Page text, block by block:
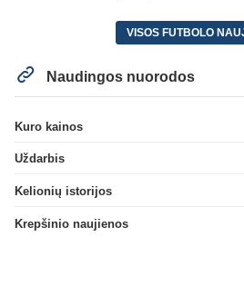
VISOS FUTBOLO
Naudingos nuorodos
Kuro kainos
Uždarbis
Kelionių istorijos
Krepšinio naujienos